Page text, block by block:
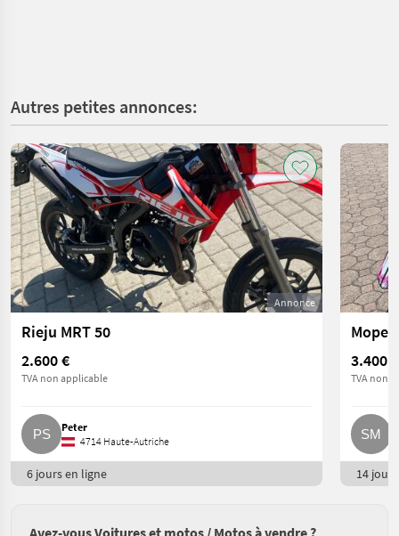
Autres petites annonces:
Annonce
Rieju MRT 50
2.600 €
TVA non applicable
Peter
4714 Haute-Autriche
6 jours en ligne
3.400 €
TVA non
14
Avez-vous Voitures et motos / Motos à vendre ?